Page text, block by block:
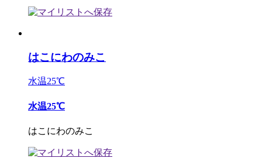
はこにわのみこ
水温25℃
水温25℃
はこにわのみこ